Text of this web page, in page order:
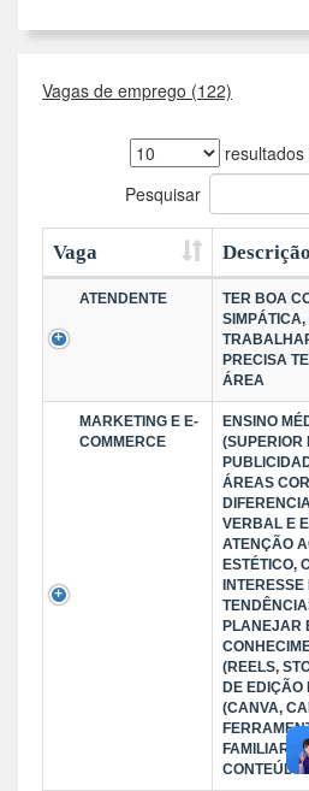
Vagas de emprego (122)
Pesquisar
Vaga Descrição
ATENDENTE
TER BOA
PRECISA
ÁREA
MARKETING E E-
COMMERCE
ENSINO
(SUPERIOR
ÁREAS
VERBAL E
ATENÇÃO
ESTÉTICO,
PLANEJAR
(REELS,
DE EDIÇÃO
(CANVA,
CONTEÚDO